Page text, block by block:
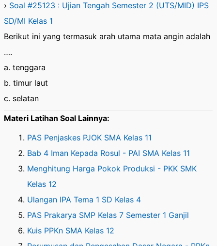
› Soal #25123 : Ujian Tengah Semester 2 (UTS/MID) IPS
SD/MI Kelas 1
Berikut ini yang termasuk arah utama mata angin adalah
….
a. tenggara
b. timur laut
c. selatan
Materi Latihan Soal Lainnya:
PAS Penjaskes PJOK SMA Kelas 11
Bab 4 Iman Kepada Rosul - PAI SMA Kelas 11
Menghitung Harga Pokok Produksi - PKK SMK
Kelas 12
Ulangan IPA Tema 1 SD Kelas 4
PAS Prakarya SMP Kelas 7 Semester 1 Ganjil
Kuis PPKn SMA Kelas 12